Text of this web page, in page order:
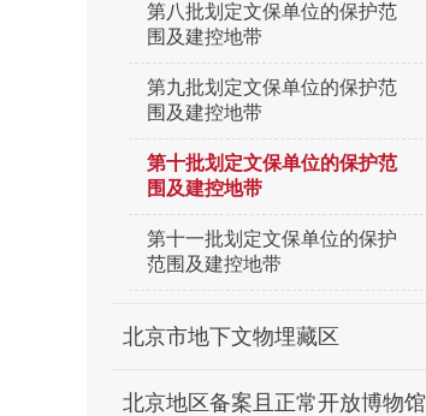
第八批划定文保单位的保护范
围及建控地带
第九批划定文保单位的保护范
围及建控地带
第十批划定文保单位的保护范
围及建控地带
第十一批划定文保单位的保护
范围及建控地带
北京市地下文物埋藏区
北京地区备案且正常开放博物馆